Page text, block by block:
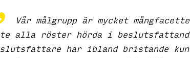
Vår målgrupp är mycket
alla röster hörda i
har ibland bristande